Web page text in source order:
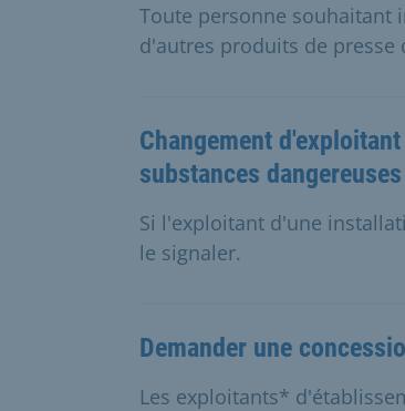
Toute personne souhaitant
d'autres produits de
Changement
substances
Si l'exploitant d'une
le signaler.
Demander une
Les exploitants*